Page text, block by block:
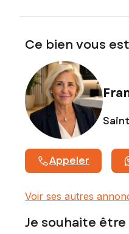
Contactez votre
Tél. : 06 66 20 47 94, E-
EI - Agent commercial
sous le numéro 478 328
Ce bien vous
Appeler
Voir ses autres
Je souhaite